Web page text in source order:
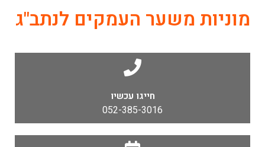
מוניות משער העמקים לנתב"ג
חייגו עכשיו
052-385-3016